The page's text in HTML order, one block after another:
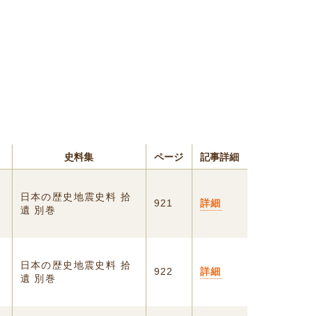
史料集 ページ 記事詳細
日本の歴史地震史料 拾
遺 別巻
921 詳細
日本の歴史地震史料 拾
遺 別巻
922 詳細